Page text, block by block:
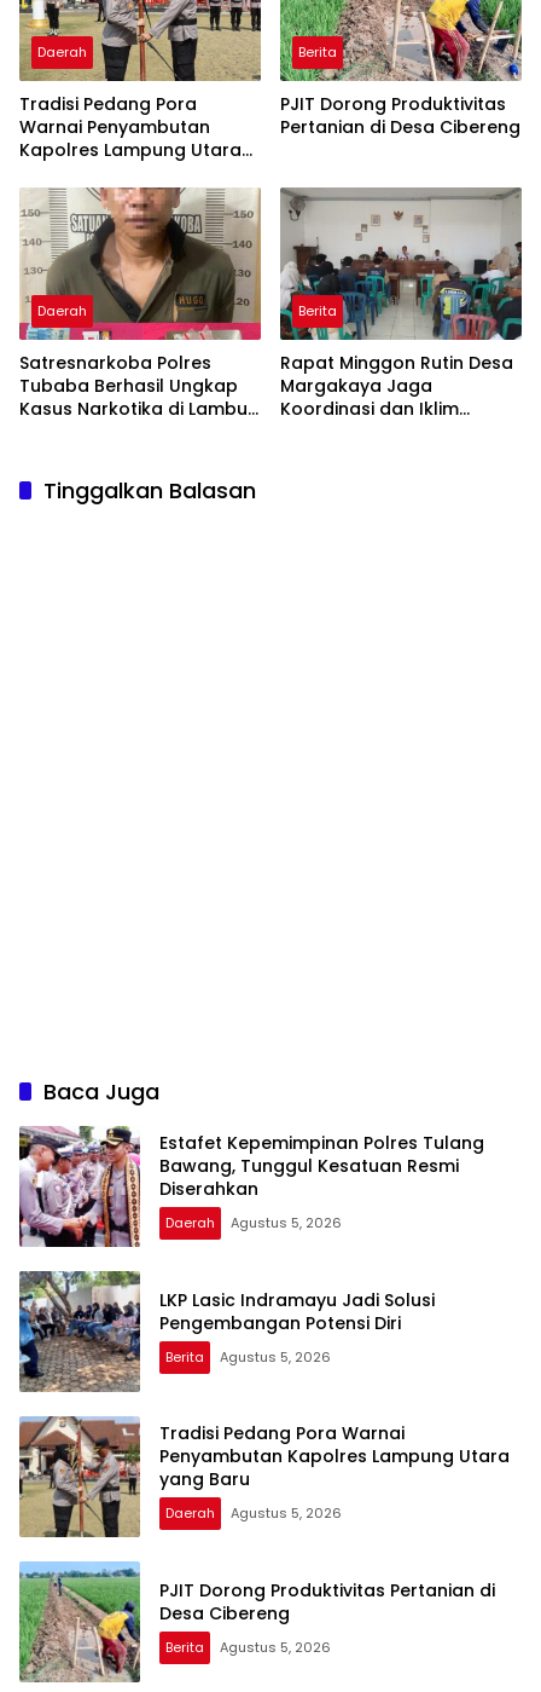
Daerah
Tradisi Pedang Pora
Warnai Penyambutan
Kapolres Lampung Utara
Berita
PJIT Dorong Produktivitas
Pertanian di Desa Cibereng
Daerah
Satresnarkoba Polres
Tubaba Berhasil Ungkap
Kasus Narkotika di Lambu
Berita
Rapat Minggon Rutin Desa
Margakaya Jaga
Koordinasi dan Iklim
Tinggalkan Balasan
Baca Juga
Estafet Kepemimpinan Polres Tulang
Bawang, Tunggul Kesatuan Resmi
Diserahkan
Daerah Agustus 5, 2026
LKP Lasic Indramayu Jadi Solusi
Pengembangan Potensi Diri
Berita Agustus 5, 2026
Tradisi Pedang Pora Warnai
Penyambutan Kapolres Lampung Utara
yang Baru
Daerah Agustus 5, 2026
PJIT Dorong Produktivitas Pertanian di
Desa Cibereng
Berita Agustus 5, 2026